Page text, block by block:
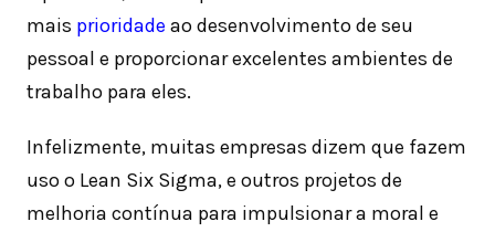
mais prioridade ao desenvolvimento de seu
pessoal e proporcionar excelentes ambientes de
trabalho para eles.
Infelizmente, muitas empresas dizem que fazem
uso o Lean Six Sigma, e outros projetos de
melhoria contínua para impulsionar a moral e